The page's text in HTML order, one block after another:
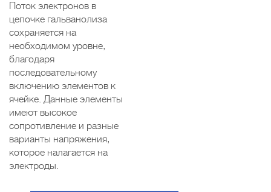
Поток электронов в
цепочке гальванолиза
сохраняется на
необходимом уровне,
благодаря
последовательному
включению элементов к
ячейке. Данные элементы
имеют высокое
сопротивление и разные
варианты напряжения,
которое налагается на
электроды.